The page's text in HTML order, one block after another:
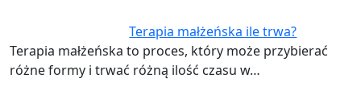
Terapia małżeńska ile trwa?
Terapia małżeńska to proces, który może przybierać
różne formy i trwać różną ilość czasu w…